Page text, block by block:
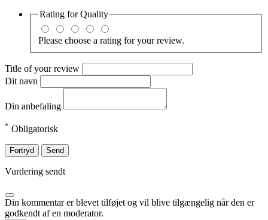
Rating forQuality
Please choose a rating for your review.
Title of your review
Dit navn
Din anbefaling
* Obligatorisk
Fortryd Send
Vurdering sendt
Din kommentar er blevet tilføjet og vil blive tilgængelig når den er
godkendt af en moderator.